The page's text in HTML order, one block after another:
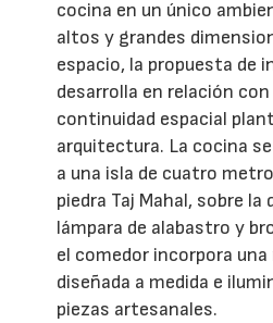
cocina en un único
altos y grandes
espacio, la propuesta de
desarrolla en relación
continuidad espacial
arquitectura. La cocina
a una isla de cuatro
piedra Taj Mahal, sobre la
lámpara de alabastro y
el comedor incorpora una
diseñada a medida e
piezas artesanales.